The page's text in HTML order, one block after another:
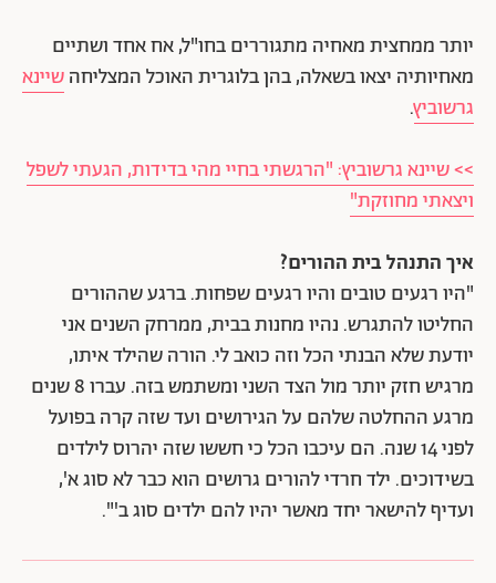
יותר ממחצית מאחיה מתגוררים בחו"ל, אח אחד ושתיים
מאחיותיה יצאו בשאלה, בהן בלוגרית האוכל המצליחהשיינא
גרשוביץ.
>> שיינא גרשוביץ: "הרגשתי בחיי מהי בדידות, הגעתי לשפל
ויצאתי מחוזקת"
איך התנהל בית ההורים?
"היו רגעים טובים והיו רגעים שפחות. ברגע שההורים
החליטו להתגרש. נהיו מחנות בבית, ממרחק השנים אני
יודעת שלא הבנתי הכל וזה כואב לי. הורה שהילד איתו,
מרגיש חזק יותר מול הצד השני ומשתמש בזה. עברו 8 שנים
מרגע ההחלטה שלהם על הגירושים ועד שזה קרה בפועל
לפני 14 שנה. הם עיכבו הכל כי חששו שזה יהרוס לילדים
בשידוכים. ילד חרדי להורים גרושים הוא כבר לא סוג א',
ועדיף להישאר יחד מאשר יהיו להם ילדים סוג ב'".